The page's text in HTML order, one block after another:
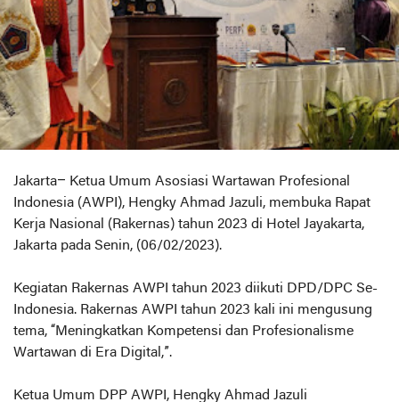
Jakarta– Ketua Umum Asosiasi Wartawan Profesional
Indonesia (AWPI), Hengky Ahmad Jazuli, membuka Rapat
Kerja Nasional (Rakernas) tahun 2023 di Hotel Jayakarta,
Jakarta pada Senin, (06/02/2023).
Kegiatan Rakernas AWPI tahun 2023 diikuti DPD/DPC Se-
Indonesia. Rakernas AWPI tahun 2023 kali ini mengusung
tema, “Meningkatkan Kompetensi dan Profesionalisme
Wartawan di Era Digital,”.
Ketua Umum DPP AWPI, Hengky Ahmad Jazuli